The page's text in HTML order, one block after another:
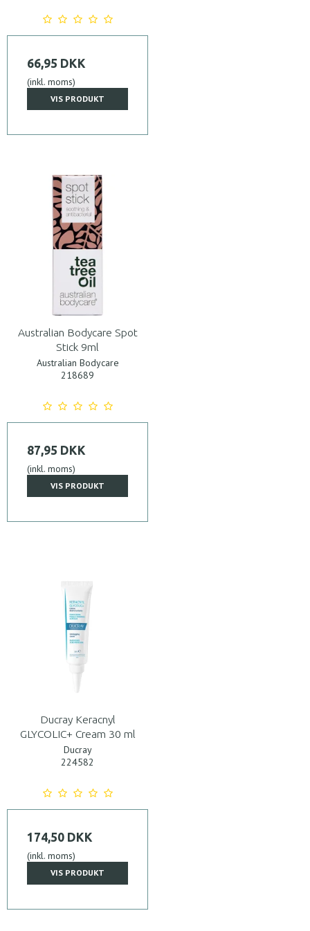
66,95 DKK
(inkl. moms)
VIS PRODUKT
Australian Bodycare Spot
Stick 9ml
Australian Bodycare
218689
87,95 DKK
(inkl. moms)
VIS PRODUKT
Ducray Keracnyl
GLYCOLIC+ Cream 30 ml
Ducray
224582
174,50 DKK
(inkl. moms)
VIS PRODUKT